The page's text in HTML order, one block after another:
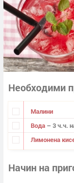
Необходими
Малини
Вода – 3 ч.ч.
Лимонена
Начин на